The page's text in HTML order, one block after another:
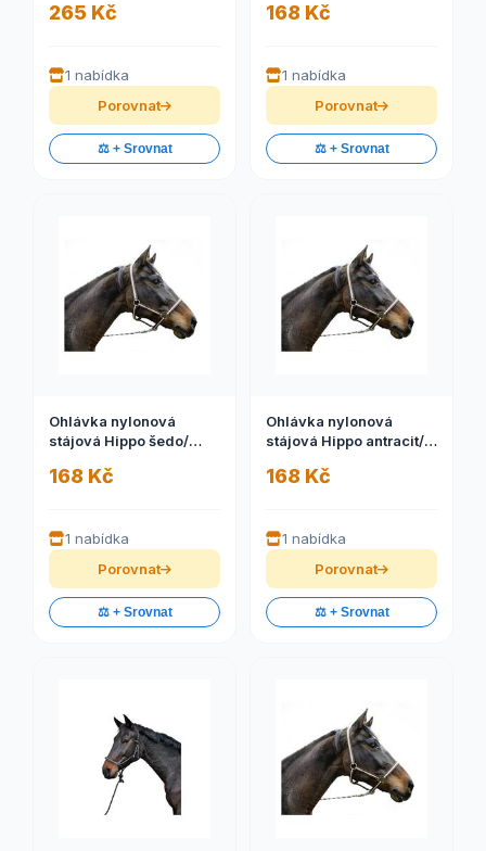
265 Kč
1 nabídka
Porovnat
⚖️ + Srovnat
168 Kč
1 nabídka
Porovnat
⚖️ + Srovnat
Ohlávka nylonová
stájová Hippo šedo/
168 Kč
1 nabídka
Porovnat
⚖️ + Srovnat
Ohlávka nylonová
stájová Hippo antracit/
168 Kč
1 nabídka
Porovnat
⚖️ + Srovnat